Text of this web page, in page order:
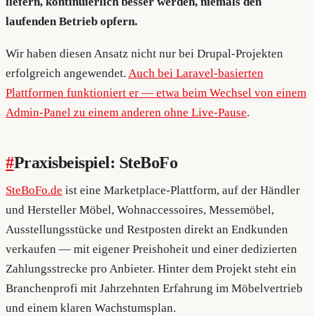
laufenden Betrieb opfern.
Wir haben diesen Ansatz nicht nur bei Drupal-Projekten
erfolgreich angewendet. Auch bei Laravel-basierten
Plattformen funktioniert er — etwa beim Wechsel von einem
Admin-Panel zu einem anderen ohne Live-Pause.
#Praxisbeispiel: SteBoFo
SteBoFo.de ist eine Marketplace-Plattform, auf der Händler
und Hersteller Möbel, Wohnaccessoires, Messemöbel,
Ausstellungsstücke und Restposten direkt an Endkunden
verkaufen — mit eigener Preishoheit und einer dedizierten
Zahlungsstrecke pro Anbieter. Hinter dem Projekt steht ein
Branchenprofi mit Jahrzehnten Erfahrung im Möbelvertrieb
und einem klaren Wachstumsplan.